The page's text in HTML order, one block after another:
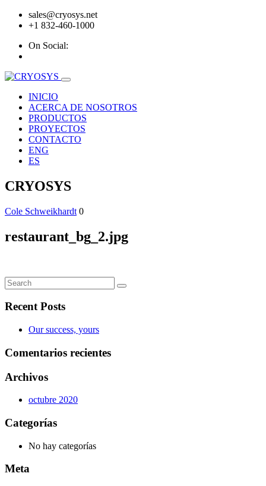
sales@cryosys.net
+1 832-460-1000
On Social:
INICIO
ACERCA DE NOSOTROS
PRODUCTOS
PROYECTOS
CONTACTO
ENG
ES
CRYOSYS
Cole Schweikhardt 0
restaurant_bg_2.jpg
Recent Posts
Our success, yours
Comentarios recientes
Archivos
octubre 2020
Categorías
No hay categorías
Meta